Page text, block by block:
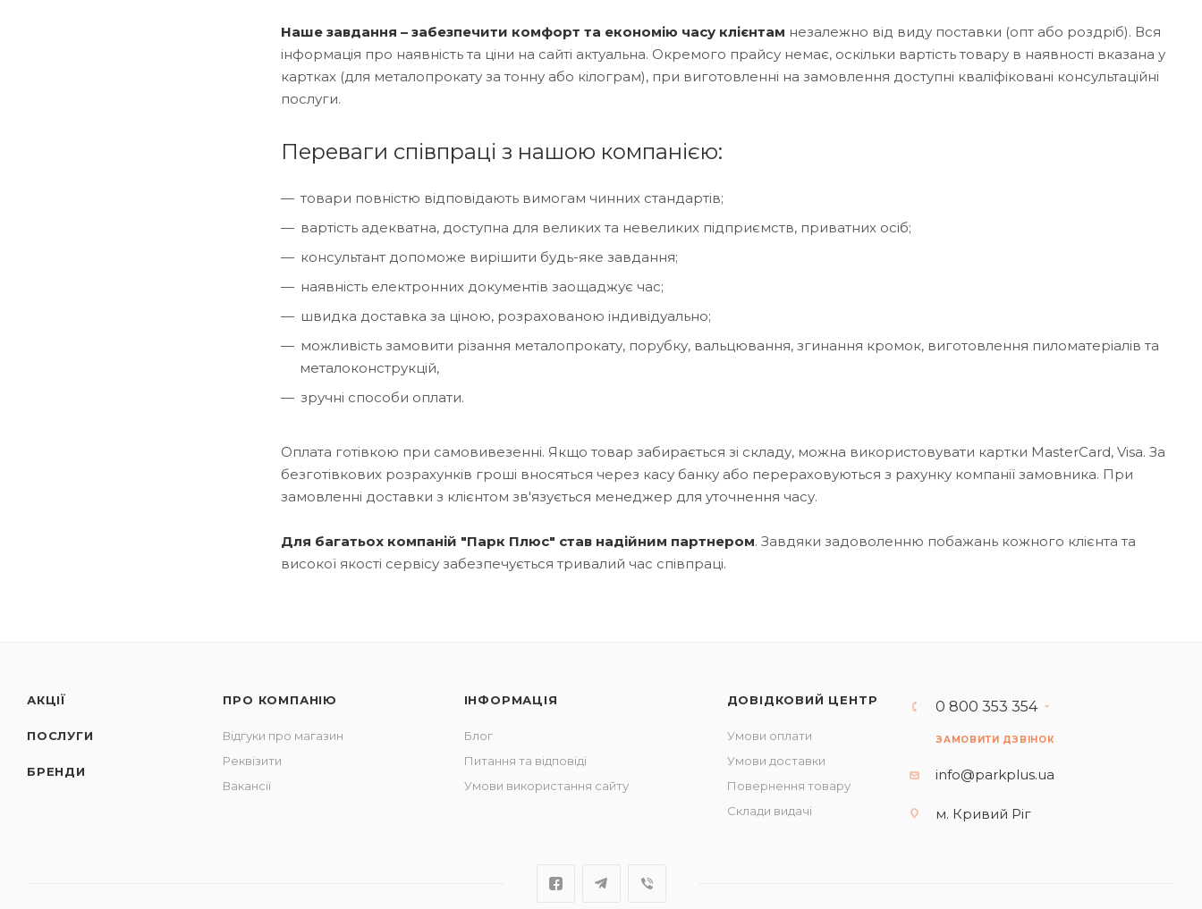
Наше завдання – забезпечити комфорт та економію часу клієнтам незалежно від виду поставки (опт або роздріб). Вся
інформація про наявність та ціни на сайті актуальна. Окремого прайсу немає, оскільки вартість товару в наявності вказана у
картках (для металопрокату за тонну або кілограм), при виготовленні на замовлення доступні кваліфіковані консультаційні
послуги.
Переваги співпраці з нашою компанією:
товари повністю відповідають вимогам чинних стандартів;
вартість адекватна, доступна для великих та невеликих підприємств, приватних осіб;
консультант допоможе вирішити будь-яке завдання;
наявність електронних документів заощаджує час;
швидка доставка за ціною, розрахованою індивідуально;
можливість замовити різання металопрокату, порубку, вальцювання, згинання кромок, виготовлення пиломатеріалів та
металоконструкцій,
зручні способи оплати.
Оплата готівкою при самовивезенні. Якщо товар забирається зі складу, можна використовувати картки MasterCard, Visa. За
безготівкових розрахунків гроші вносяться через касу банку або перераховуються з рахунку компанії замовника. При
замовленні доставки з клієнтом зв'язується менеджер для уточнення часу.
Для багатьох компаній "Парк Плюс" став надійним партнером. Завдяки задоволенню побажань кожного клієнта та
високої якості сервісу забезпечується тривалий час співпраці.
АКЦІЇ
ПОСЛУГИ
БРЕНДИ
ПРО КОМПАНІЮ
Відгуки про магазин
Реквізити
Вакансії
ІНФОРМАЦІЯ
Блог
Питання та відповіді
Умови використання сайту
ДОВІДКОВИЙ ЦЕНТР
Умови оплати
Умови доставки
Повернення товару
Склади видачі
0 800 353 354
ЗАМОВИТИ ДЗВІНОК
info@parkplus.ua
м. Кривий Ріг